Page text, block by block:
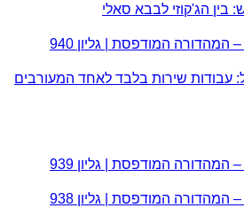
בין הג'קוזי לבבא סאלי
המהדורה המודפסת | גליון 940
עבודות שירות בלבד לאחד המעורבים
המהדורה המודפסת | גליון 939
המהדורה המודפסת | גליון 938